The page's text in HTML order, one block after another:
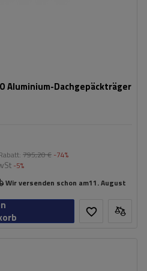
Aluminium-Dachgepäckträger
795,20 € -74%
-5%
Wir versenden schon am11. August